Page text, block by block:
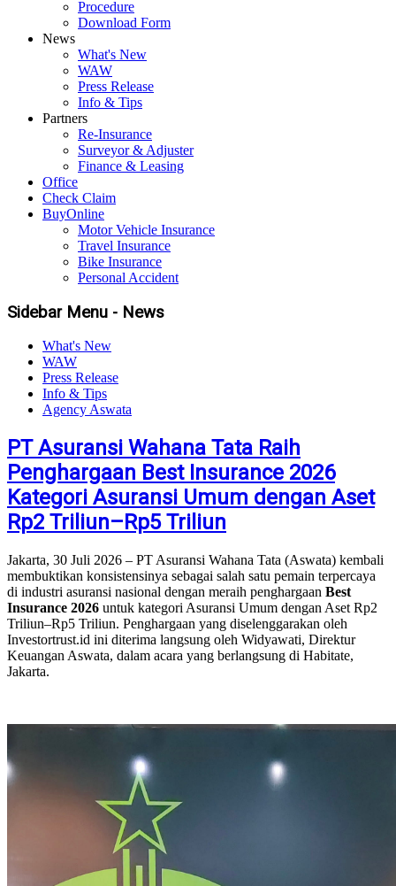
Procedure
Download Form
News
What's New
WAW
Press Release
Info & Tips
Partners
Re-Insurance
Surveyor & Adjuster
Finance & Leasing
Office
Check Claim
BuyOnline
Motor Vehicle Insurance
Travel Insurance
Bike Insurance
Personal Accident
Sidebar Menu - News
What's New
WAW
Press Release
Info & Tips
Agency Aswata
PT Asuransi Wahana Tata Raih
Penghargaan Best Insurance 2026
Kategori Asuransi Umum dengan Aset
Rp2 Triliun–Rp5 Triliun
Jakarta, 30 Juli 2026 – PT Asuransi Wahana Tata (Aswata) kembali
membuktikan konsistensinya sebagai salah satu pemain terpercaya
di industri asuransi nasional dengan meraih penghargaan Best
Insurance 2026 untuk kategori Asuransi Umum dengan Aset Rp2
Triliun–Rp5 Triliun. Penghargaan yang diselenggarakan oleh
Investortrust.id ini diterima langsung oleh Widyawati, Direktur
Keuangan Aswata, dalam acara yang berlangsung di Habitate,
Jakarta.